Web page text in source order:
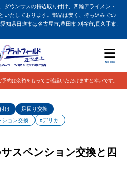
ダウンサスの持込取り付け、四輪アライメント
いたしております。部品は安く、持ち込みでの
知県日進市は名古屋市,豊田市,刈谷市,長久手市,
MENU
約は余裕をもってご確認いただけますと幸いです。
け
足回り交換
ション交換
#デリカ
スペンション交換と四